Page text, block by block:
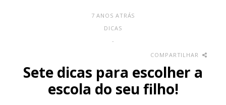
7 ANOS ATRÁS
DICAS
-
COMPARTILHAR
Sete dicas para escolher a
escola do seu filho!